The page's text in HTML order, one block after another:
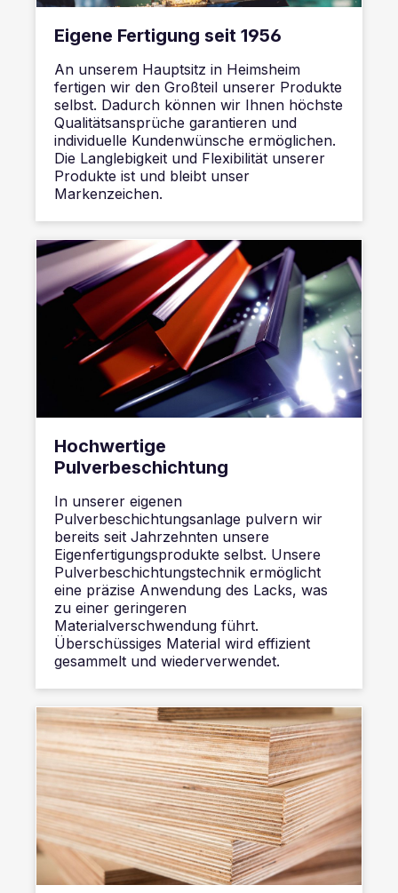
Eigene Fertigung seit 1956
An unserem Hauptsitz in Heimsheim
fertigen wir den Großteil unserer Produkte
selbst. Dadurch können wir Ihnen höchste
Qualitätsansprüche garantieren und
individuelle Kundenwünsche ermöglichen.
Die Langlebigkeit und Flexibilität unserer
Produkte ist und bleibt unser
Markenzeichen.
Hochwertige
Pulverbeschichtung
In unserer eigenen
Pulverbeschichtungsanlage pulvern wir
bereits seit Jahrzehnten unsere
Eigenfertigungsprodukte selbst. Unsere
Pulverbeschichtungstechnik ermöglicht
eine präzise Anwendung des Lacks, was
zu einer geringeren
Materialverschwendung führt.
Überschüssiges Material wird effizient
gesammelt und wiederverwendet.